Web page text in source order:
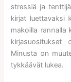
stressiä ja
kirjat luettavaksi
makoilla rannalla
kirjasuositukset
Minusta on
tykkäävät lukea.